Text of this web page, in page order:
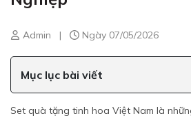
Admin | Ngày 07/05/2026
Mục lục bài viết
Set quà tặng tinh hoa Việt Nam là